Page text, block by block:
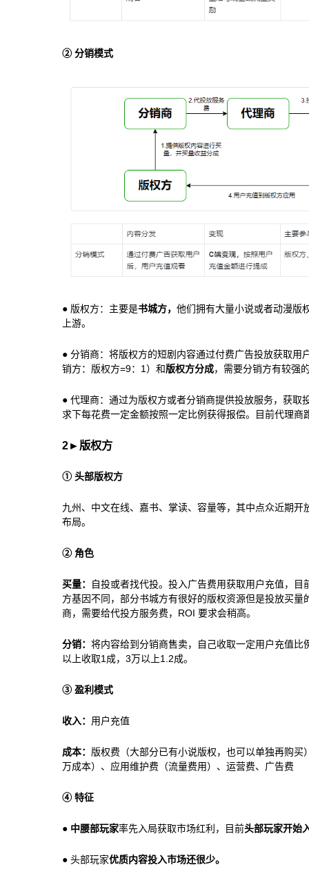
② 分销模式
● 版权方：主要是书城方， 他们拥有大量小说或者动漫版
上游。
● 分销商：将版权方的短剧内容通过付费广告投放获取用
销方：版权方=9：1）和版权方分成，需要分销方有较强
● 代理商：通过为版权方或者分销商提供投放服务，获取
求下每花费一定金额按照一定比例获得报偿。目前代理商
2► 版权方
① 头部版权方
九州、中文在线、嘉书、掌读、容量等，其中点众近期开
布局。
② 角色
买量：
自投或者找代投。投入广告费用获取用户充值，
方基因不同，部分书城方有很好的版权资源但是投放买量
商，需要给代投方服务费，ROI 要求会稍高。
分销： 将内容给到分销商售卖，自己收取一定用户充值比
以上收取1成，3万以上1.2成。
③ 盈利模式
收入： 用户充值
成本： 版权费（大部分已有小说版权，也可以单独再购
万成本）、应用维护费（流量费用）、运营费、广告费
④ 特征
● 中腰部玩家率先入局获取市场红利，目前头部玩家开始
● 头部玩家优质内容投入市场还很少。